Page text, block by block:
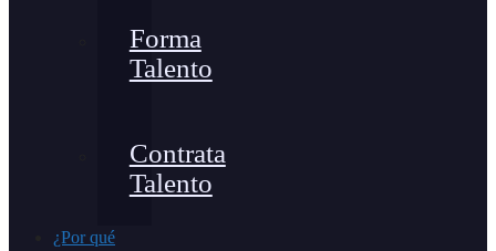
Forma
Talento
Contrata
Talento
¿Por qué